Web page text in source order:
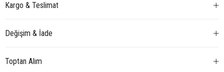
Kargo & Teslimat
Değişim & İade
Toptan Alım